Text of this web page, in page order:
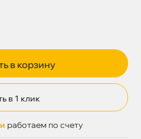
в корзину
в 1 клик
работаем по счету